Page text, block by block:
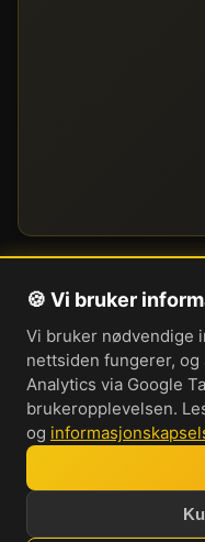
🍪 Vi bruker
Vi bruker nødvendige
nettsiden fungerer, og
Analytics via Google
brukeropplevelsen.
og